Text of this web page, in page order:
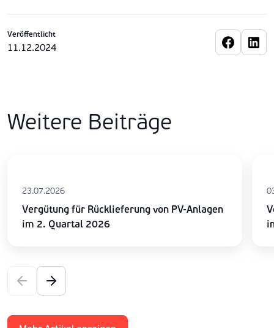
Veröffentlicht
11.12.2024
Weitere Beiträge
23.07.2026
Vergütung für Rücklieferung von PV-Anlagen
im 2. Quartal 2026